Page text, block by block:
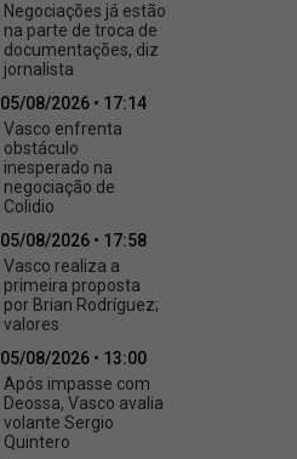
Negociações já estão
na parte de troca de
documentações, diz
jornalista
05/08/2026 • 17:14
Vasco enfrenta
obstáculo
inesperado na
negociação de
Colidio
05/08/2026 • 17:58
Vasco realiza a
primeira proposta
por Brian Rodríguez;
valores
05/08/2026 • 13:00
Após impasse com
Deossa, Vasco avalia
volante Sergio
Quintero